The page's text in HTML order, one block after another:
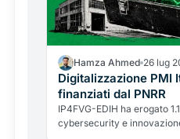
Hamza Ahmed 26 lug
Digitalizzazione PMI
finanziati dal PNRR
IP4FVG-EDIH ha erogato
cybersecurity e